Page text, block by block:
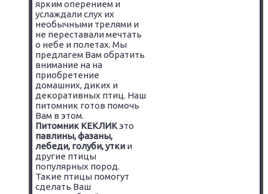
ярким оперением и
услаждали слух их
необычными трелями и
не переставали мечтать
о небе и полетах. Мы
предлагем Вам обратить
внимание на на
приобретение
домашних, диких и
декоративных птиц. Наш
питомник готов помочь
Вам в этом.
Питомник КЕКЛИКэто
павлины, фазаны,
лебеди, голуби, утки и
другие птицы
популярных пород.
Такие птицы помогут
сделать Ваш